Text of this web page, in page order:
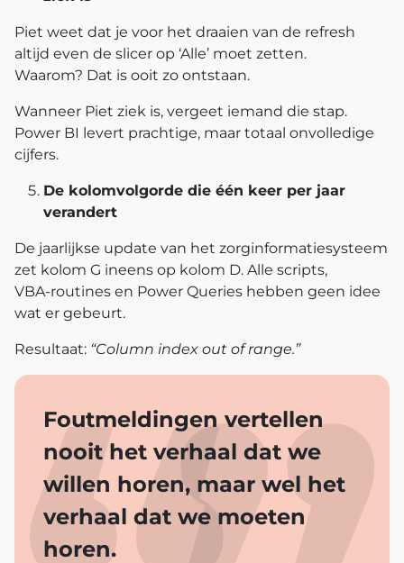
Piet weet dat je voor het draaien van de refresh
altijd even de slicer op ‘Alle’ moet zetten.
Waarom? Dat is ooit zo ontstaan.
Wanneer Piet ziek is, vergeet iemand die stap.
Power BI levert prachtige, maar totaal onvolledige
cijfers.
De kolomvolgorde die één keer per jaar
verandert
De jaarlijkse update van het zorginformatiesysteem
zet kolom G ineens op kolom D. Alle scripts,
VBA‑routines en Power Queries hebben geen idee
wat er gebeurt.
Resultaat: “Column index out of range.”
Foutmeldingen vertellen
nooit het verhaal dat we
willen horen, maar wel het
verhaal dat we moeten
horen.